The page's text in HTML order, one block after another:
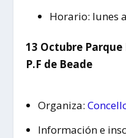
Horario: lunes
13 Octubre
P.F de Beade
Organiza:
Información e